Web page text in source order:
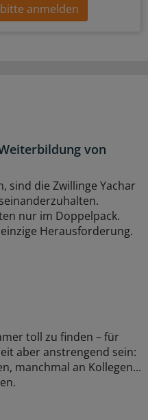
anmelden
von
sind die Zwillinge Yachar
nur im Doppelpack.
Herausforderung.
toll zu finden – für
aber anstrengend sein:
manchmal an Kollegen...